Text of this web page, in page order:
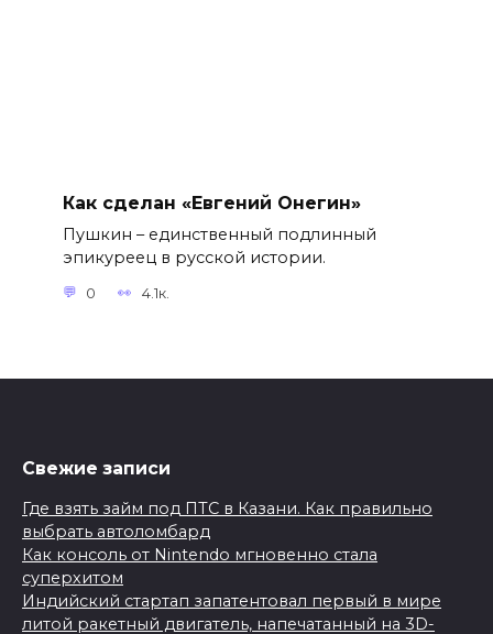
Как сделан «Евгений Онегин»
Пушкин – единственный подлинный
эпикуреец в русской истории.
0 4.1к.
Свежие записи
Где взять займ под ПТС в Казани. Как правильно
выбрать автоломбард
Как консоль от Nintendo мгновенно стала
суперхитом
Индийский стартап запатентовал первый в мире
литой ракетный двигатель, напечатанный на 3D-